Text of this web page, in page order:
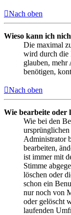
Nach oben
Wieso kann ich
Die maximal
wird durch die
glauben, mehr
benötigen,
Nach oben
Wie bearbeite oder
Wie bei den
Administrator
bearbeiten,
ist immer mit
Stimme
löschen oder
schon ein
nur noch von
oder gelöscht
laufenden